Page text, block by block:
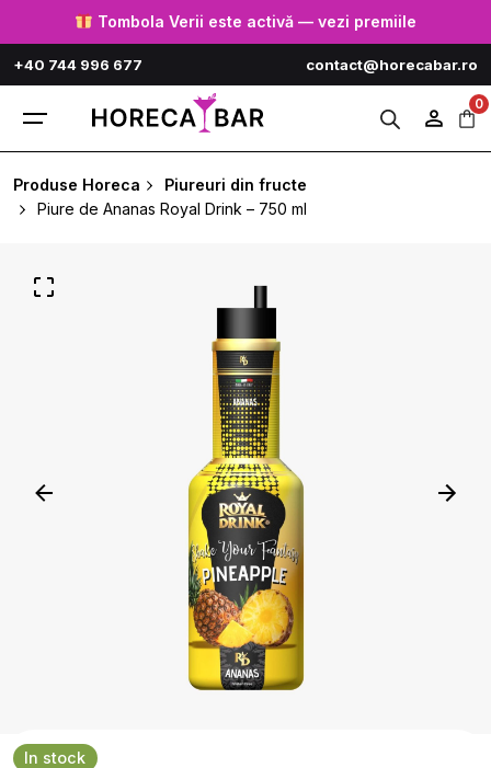
to
content
Tombola Verii este activă — vezi premiile
+40 744 996 677 contact@horecabar.ro
0
Produse Horeca
Piureuri din fructe
Piure de Ananas Royal Drink – 750 ml
In stock